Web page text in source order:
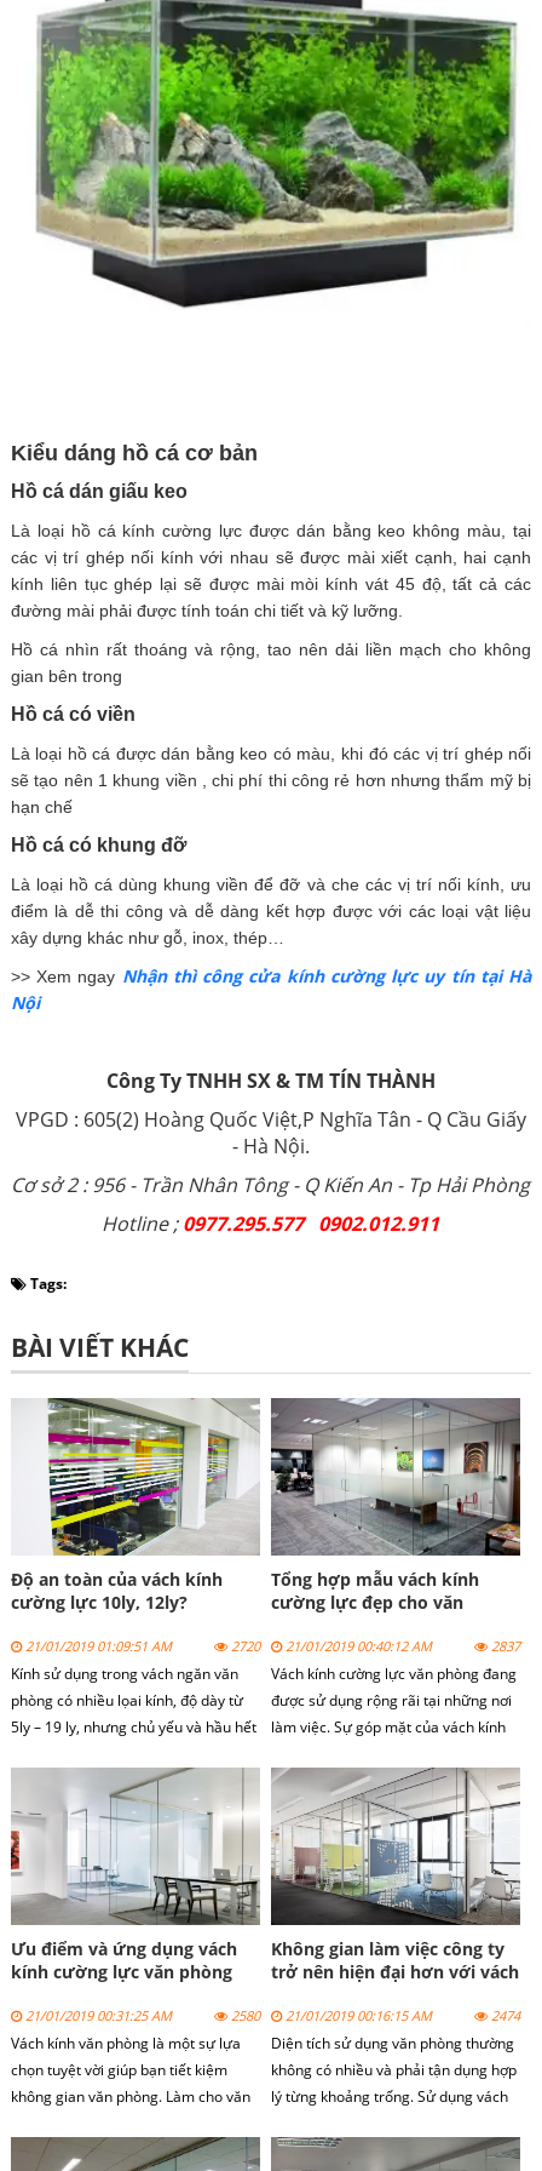
Kiểu dáng hồ cá cơ bản
Hồ cá dán giấu keo
Là loại hồ cá kính cường lực được dán bằng keo không màu, tại
các vị trí ghép nối kính với nhau sẽ được mài xiết cạnh, hai cạnh
kính liên tục ghép lại sẽ được mài mòi kính vát 45 độ, tất cả các
đường mài phải được tính toán chi tiết và kỹ lưỡng.
Hồ cá nhìn rất thoáng và rộng, tao nên dải liền mạch cho không
gian bên trong
Hồ cá có viền
Là loại hồ cá được dán bằng keo có màu, khi đó các vị trí ghép nối
sẽ tạo nên 1 khung viền , chi phí thi công rẻ hơn nhưng thẩm mỹ bị
hạn chế
Hồ cá có khung đỡ
Là loại hồ cá dùng khung viền để đỡ và che các vị trí nối kính, ưu
điểm là dễ thi công và dễ dàng kết hợp được với các loại vật liệu
xây dựng khác như gỗ, inox, thép…
>> Xem ngay Nhận thì công cửa kính cường lực uy tín tại Hà
Nội
Công Ty TNHH SX & TM TÍN THÀNH
VPGD : 605(2) Hoàng Quốc Việt,P Nghĩa Tân - Q Cầu Giấy
- Hà Nội.
Cơ sở 2 : 956 - Trần Nhân Tông - Q Kiến An - Tp Hải Phòng
Hotline ; 0977.295.577 0902.012.911
Tags:
BÀI VIẾT KHÁC
Độ an toàn của vách kính
cường lực 10ly, 12ly?
21/01/2019 01:09:51 AM 2720
Kính sử dụng trong vách ngăn văn
phòng có nhiều lọai kính, độ dày từ
5ly – 19 ly, nhưng chủ yếu và hầu hết
12ly, với độ dày là an toàn và vừa với
túi tiền so với vật liệu làm xây dựng,
chúng ta sử dụng vách kính cường
lực làm vách ngăn văn phòng, cửa
hàng, siêu thị, nhà hàng, khách sạn,
showroom vv
Tổng hợp mẫu vách kính
cường lực đẹp cho văn
21/01/2019 00:40:12 AM 2837
Vách kính cường lực văn phòng đang
được sử dụng rộng rãi tại những nơi
làm việc. Sự góp mặt của vách kính
sang trọng, thoải mái cho cho nhân
viên.
Ưu điểm và ứng dụng vách
kính cường lực văn phòng
21/01/2019 00:31:25 AM 2580
Vách kính văn phòng là một sự lựa
chọn tuyệt vời giúp bạn tiết kiệm
không gian văn phòng. Làm cho văn
hơn. Tạo ấn tượng tốt cho đối tác và
Không gian làm việc công ty
trở nên hiện đại hơn với vách
21/01/2019 00:16:15 AM 2474
Diện tích sử dụng văn phòng thường
không có nhiều và phải tận dụng hợp
lý từng khoảng trống. Sử dụng vách
tạo được một không gian hiện đại,